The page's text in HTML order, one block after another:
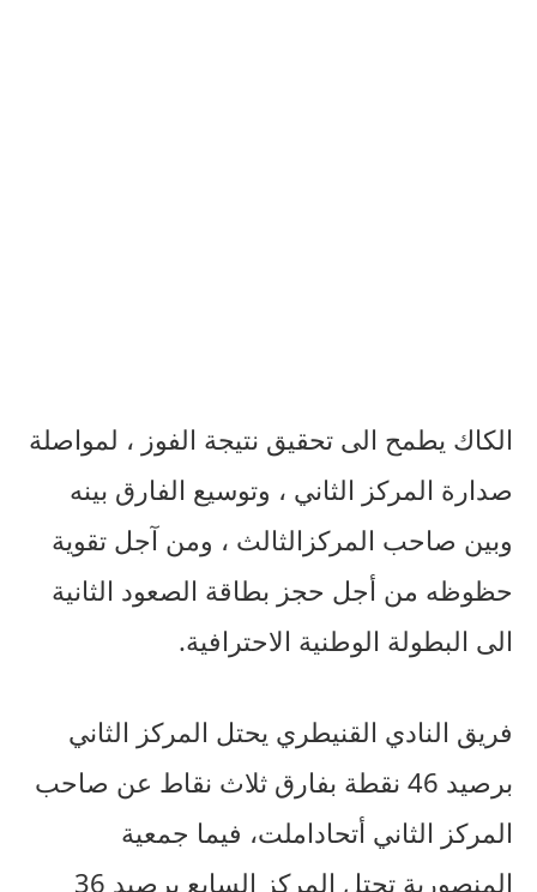
الكاك يطمح الى تحقيق نتيجة الفوز ، لمواصلة
صدارة المركز الثاني ، وتوسيع الفارق بينه
وبين صاحب المركز الثالث ، ومن آجل تقوية
حظوظه من أجل حجز بطاقة الصعود الثانية
الى البطولة الوطنية الاحترافية.
فريق النادي القنيطري يحتل المركز الثاني
برصيد
نقطة بفارق ثلاث نقاط عن صاحب
المركز الثاني أتحاداملت، فيما جمعية
المنصورية تحتل المركز السابع برصيد